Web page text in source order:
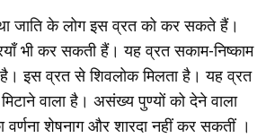
जाति के लोग इस व्रत को कर सकते हैं।
भी कर सकती हैं। यह व्रत सकाम-निष्काम
है। इस व्रत से शिवलोक मिलता है। यह व्रत
वाला है। असंख्य पुण्यों को देने वाला
वर्णना शेषनाग और शारदा नहीं कर सकतीं ।